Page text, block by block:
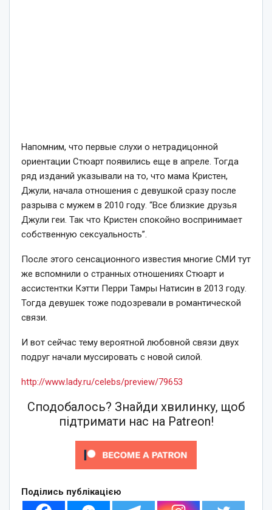
Напомним, что первые слухи о нетрадицонной
ориентации Стюарт появились еще в апреле. Тогда
ряд изданий указывали на то, что мама Кристен,
Джули, начала отношения с девушкой сразу после
разрыва с мужем в 2010 году. “Все близкие друзья
Джули геи. Так что Кристен спокойно воспринимает
собственную сексуальность”.
После этого сенсационного известия многие СМИ тут
же вспомнили о странных отношениях Стюарт и
ассистентки Кэтти Перри Тамры Натисин в 2013 году.
Тогда девушек тоже подозревали в романтической
связи.
И вот сейчас тему вероятной любовной связи двух
подруг начали муссировать с новой силой.
http://www.lady.ru/celebs/preview/79653
Сподобалось? Знайди хвилинку, щоб
підтримати нас на Patreon!
Поділись публікацією